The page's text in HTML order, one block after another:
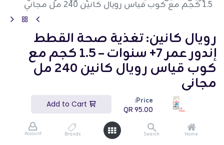
Price:
95.00
Home
Search
Brands
Account
1.5 كجم مع كوب قياس رويال كانين 240 مل مجاني
رويال كانين: تغذية صحة القطط
إندور عمر 7+ سنوات – 1.5 كجم مع
كوب قياس رويال كانين 240 مل
مجاني
(تقييم 0)